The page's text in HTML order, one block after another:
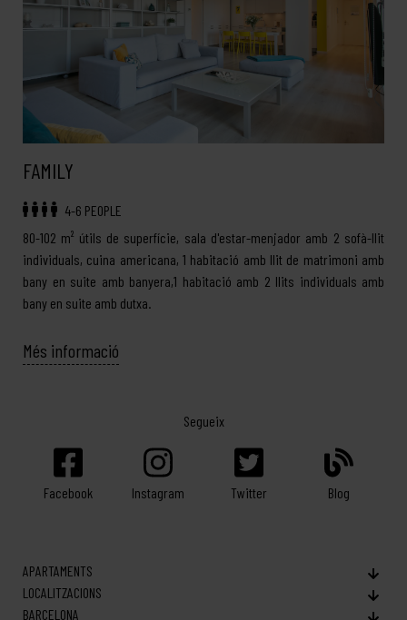
FAMILY
4-6 PEOPLE
80-102 m² útils de superfície, sala d'estar-menjador amb 2 sofà-llit
individuals, cuina americana, 1 habitació amb llit de matrimoni amb
bany en suite amb banyera,1 habitació amb 2 llits individuals amb
bany en suite amb dutxa.
Més informació
Segueix
Facebook Instagram Twitter Blog
APARTAMENTS
LOCALITZACIONS
BARCELONA